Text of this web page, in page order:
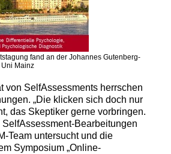
fand an der Johannes Gutenberg-
Uni Mainz
von SelfAssessments herrschen
„Die klicken sich doch nur
das Skeptiker gerne vorbringen.
Bearbeitungen
Team untersucht und die
Symposium „Online-